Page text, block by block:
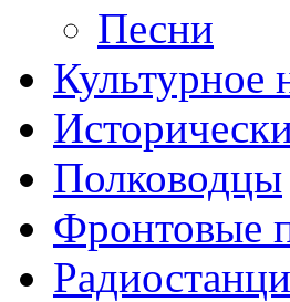
Песни
Культурное
Полководцы
Фронтовые